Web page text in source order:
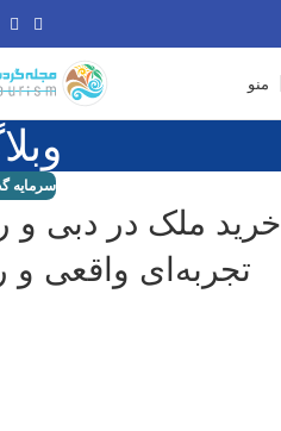
منو
سرمایه
خرید ملک در دبی و
تجربه‌ای واقعی و